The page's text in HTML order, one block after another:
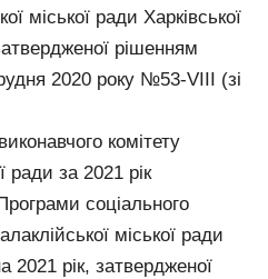
міської ради Харківської
рішенням
2020 року №53-VIII (зі
комітету
ради за 2021 рік
соціального
міської ради
2021 рік, затвердженої